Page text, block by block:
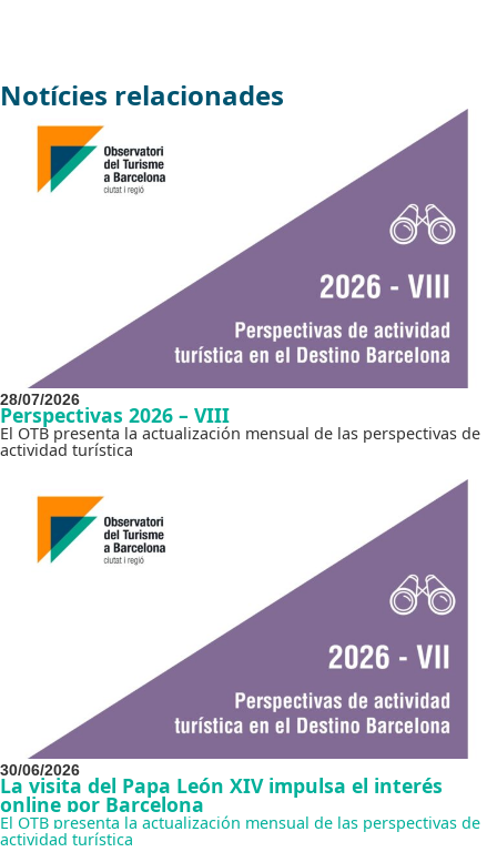
Notícies relacionades
28/07/2026
Perspectivas 2026 – VIII
El OTB presenta la actualización mensual de las perspectivas de
actividad turística
30/06/2026
La visita del Papa León XIV impulsa el interés
online por Barcelona
El OTB presenta la actualización mensual de las perspectivas de
actividad turística